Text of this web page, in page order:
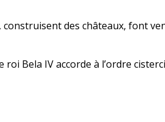
des châteaux, font
Bela IV accorde à l’ordre